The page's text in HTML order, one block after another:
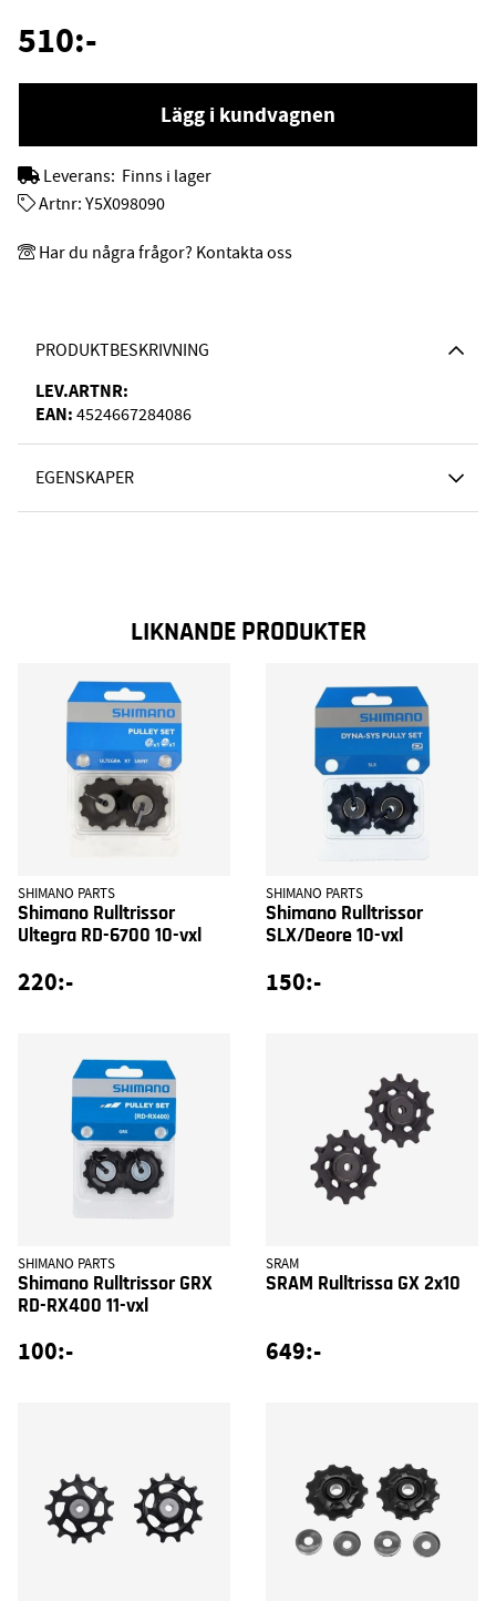
PRODUKTBESKRIVNING
LEV.ARTNR:
EAN: 4524667284086
EGENSKAPER
510:-
Lägg i kundvagnen
Leverans: Finns i lager
Artnr: Y5X098090
Har du några frågor? Kontakta oss
LIKNANDE PRODUKTER
SHIMANO PARTS
Shimano Rulltrissor
Ultegra RD-6700 10-vxl
220:-
SHIMANO PARTS
Shimano Rulltrissor
SLX/Deore 10-vxl
150:-
SHIMANO PARTS
Shimano Rulltrissor GRX
RD-RX400 11-vxl
100:-
SRAM
SRAM Rulltrissa GX 2x10
649:-